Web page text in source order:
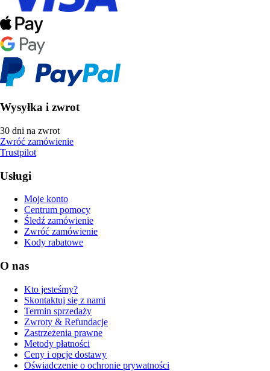
Wysyłka i zwrot
30 dni na zwrot
Zwróć zamówienie
Trustpilot
Usługi
Moje konto
Centrum pomocy
Śledź zamówienie
Zwróć zamówienie
Kody rabatowe
O nas
Kto jesteśmy?
Skontaktuj się z nami
Termin sprzedaży
Zwroty & Refundacje
Zastrzeżenia prawne
Metody płatności
Ceny i opcje dostawy
Oświadczenie o ochronie prywatności